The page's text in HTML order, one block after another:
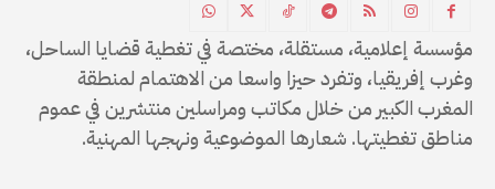
مؤسسة إعلامية، مستقلة، مختصة في تغطية قضايا الساحل،
وغرب إفريقيا، وتفرد حيزا واسعا من الاهتمام لمنطقة
المغرب الكبير من خلال مكاتب ومراسلين منتشرين في عموم
مناطق تغطيتها. شعارها الموضوعية ونهجها المهنية.